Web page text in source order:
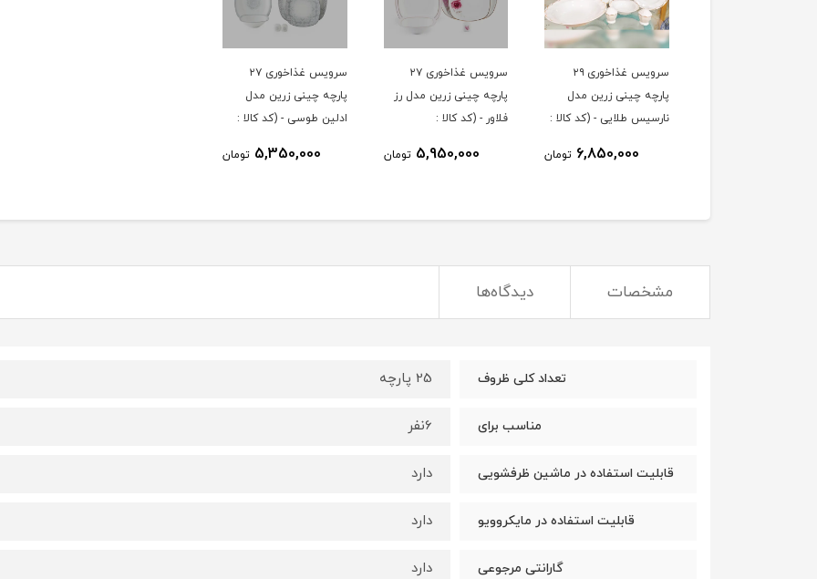
سرویس غذاخوری ۲۹
پارچه چینی زرین مدل
نارسیس طلایی - (کد کالا :
6,850,000 تومان
سرویس غذاخوری ۲۷
پارچه چینی زرین مدل رز
فلاور - (کد کالا :
5,950,000 تومان
سرویس غذاخوری ۲۷
پارچه چینی زرین مدل
ادلین طوسی - (کد کالا :
5,350,000 تومان
مشخصات دیدگاه‌ها
تعداد کلی ظروف 25 پارچه
مناسب برای 6نفر
قابلیت استفاده در ماشین ظرفشویی دارد
قابلیت استفاده در مایکروویو دارد
گارانتی مرجوعی دارد